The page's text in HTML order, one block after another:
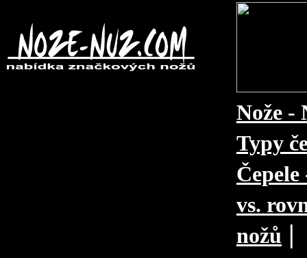
Nože -
Typy
vs.
nožů |